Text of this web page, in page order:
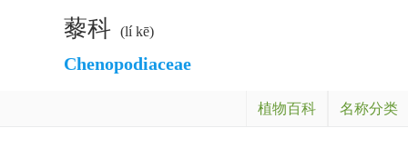
藜科 (lí kē)
Chenopodiaceae
植物百科 名称分类